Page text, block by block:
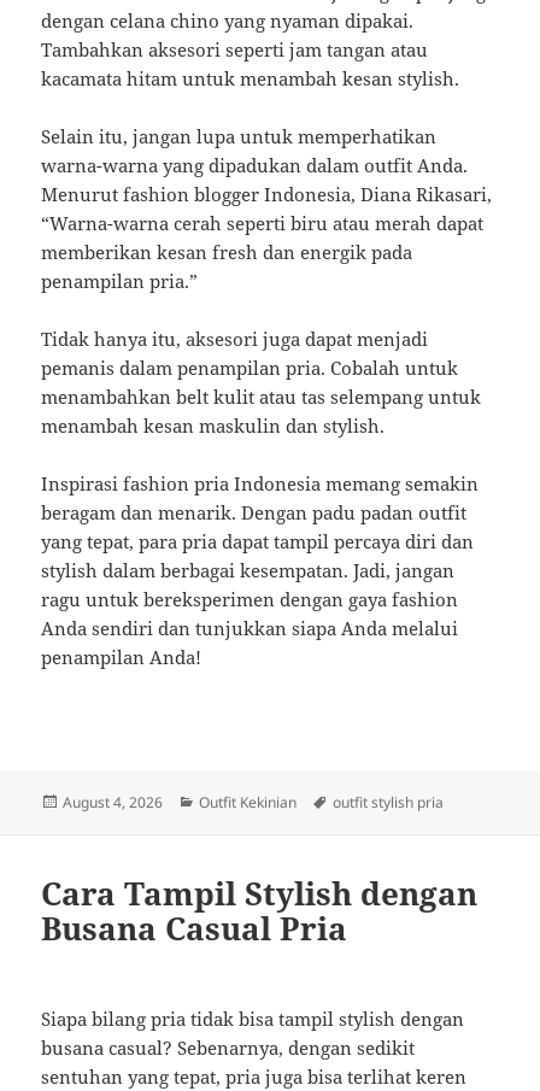
dengan celana chino yang nyaman dipakai.
Tambahkan aksesori seperti jam tangan atau
kacamata hitam untuk menambah kesan stylish.
Selain itu, jangan lupa untuk memperhatikan
warna-warna yang dipadukan dalam outfit Anda.
Menurut fashion blogger Indonesia, Diana Rikasari,
“Warna-warna cerah seperti biru atau merah dapat
memberikan kesan fresh dan energik pada
penampilan pria.”
Tidak hanya itu, aksesori juga dapat menjadi
pemanis dalam penampilan pria. Cobalah untuk
menambahkan belt kulit atau tas selempang untuk
menambah kesan maskulin dan stylish.
Inspirasi fashion pria Indonesia memang semakin
beragam dan menarik. Dengan padu padan outfit
yang tepat, para pria dapat tampil percaya diri dan
stylish dalam berbagai kesempatan. Jadi, jangan
ragu untuk bereksperimen dengan gaya fashion
Anda sendiri dan tunjukkan siapa Anda melalui
penampilan Anda!
Posted
August 4, 2026 Categories
Outfit Kekinian Tags
outfit stylish pria
Cara Tampil Stylish dengan
Busana Casual Pria
Siapa bilang pria tidak bisa tampil stylish dengan
busana casual? Sebenarnya, dengan sedikit
sentuhan yang tepat, pria juga bisa terlihat keren